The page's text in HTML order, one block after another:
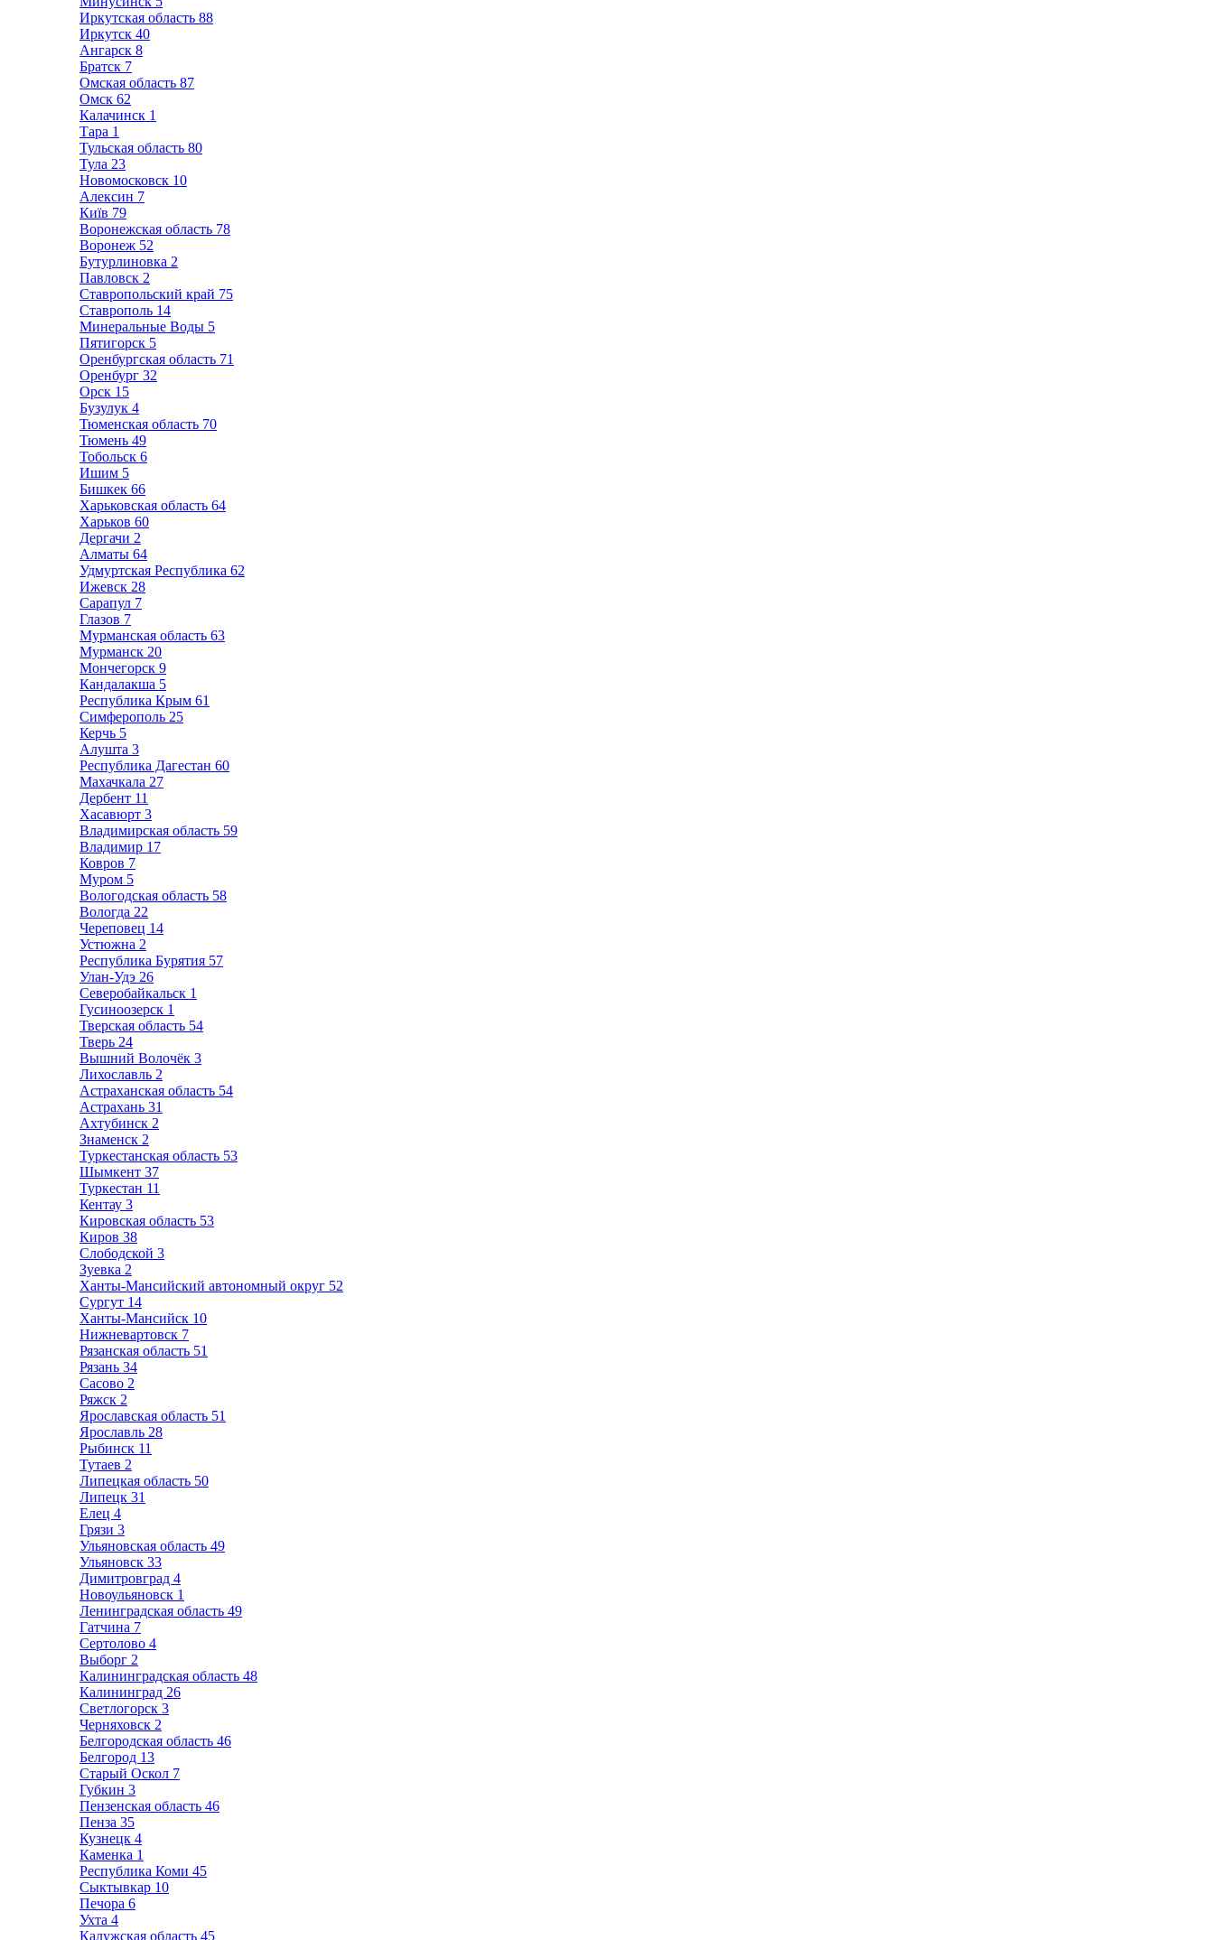
Иркутская область 88
Иркутск 40
Ангарск 8
Братск 7
Омская область 87
Омск 62
Калачинск 1
Тара 1
Тульская область 80
Тула 23
Новомосковск 10
Алексин 7
Київ 79
Воронежская область 78
Воронеж 52
Бутурлиновка 2
Павловск 2
Ставропольский край 75
Ставрополь 14
Минеральные Воды 5
Пятигорск 5
Оренбургская область 71
Оренбург 32
Орск 15
Бузулук 4
Тюменская область 70
Тюмень 49
Тобольск 6
Ишим 5
Бишкек 66
Харьковская область 64
Харьков 60
Дергачи 2
Алматы 64
Удмуртская Республика 62
Ижевск 28
Сарапул 7
Глазов 7
Мурманская область 63
Мурманск 20
Мончегорск 9
Кандалакша 5
Республика Крым 61
Симферополь 25
Керчь 5
Алушта 3
Республика Дагестан 60
Махачкала 27
Дербент 11
Хасавюрт 3
Владимирская область 59
Владимир 17
Ковров 7
Муром 5
Вологодская область 58
Вологда 22
Череповец 14
Устюжна 2
Республика Бурятия 57
Улан-Удэ 26
Северобайкальск 1
Гусиноозерск 1
Тверская область 54
Тверь 24
Вышний Волочёк 3
Лихославль 2
Астраханская область 54
Астрахань 31
Ахтубинск 2
Знаменск 2
Туркестанская область 53
Шымкент 37
Туркестан 11
Кентау 3
Кировская область 53
Киров 38
Слободской 3
Зуевка 2
Ханты-Мансийский автономный округ 52
Сургут 14
Ханты-Мансийск 10
Нижневартовск 7
Рязанская область 51
Рязань 34
Сасово 2
Ряжск 2
Ярославская область 51
Ярославль 28
Рыбинск 11
Тутаев 2
Липецкая область 50
Липецк 31
Елец 4
Грязи 3
Ульяновская область 49
Ульяновск 33
Димитровград 4
Новоульяновск 1
Ленинградская область 49
Гатчина 7
Сертолово 4
Выборг 2
Калининградская область 48
Калининград 26
Светлогорск 3
Черняховск 2
Белгородская область 46
Белгород 13
Старый Оскол 7
Губкин 3
Пензенская область 46
Пенза 35
Кузнецк 4
Каменка 1
Республика Коми 45
Сыктывкар 10
Печора 6
Ухта 4
Калужская область 45